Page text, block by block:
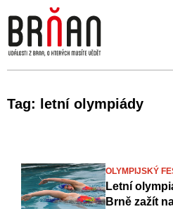
Tag: letní olympiády
OLYMPIJSKÝ
Letní
Brně zažít